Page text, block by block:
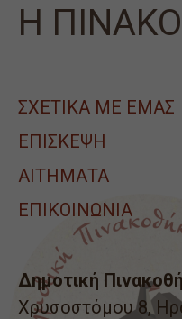
Η
ΣΧΕΤΙΚΑ ΜΕ ΕΜΑΣ
ΕΠΙΣΚΕΨΗ
ΑΙΤΉΜΑΤΑ
ΕΠΙΚΟΙΝΩΝΙΑ
Δημοτική
Χρυσοστόμου 8,